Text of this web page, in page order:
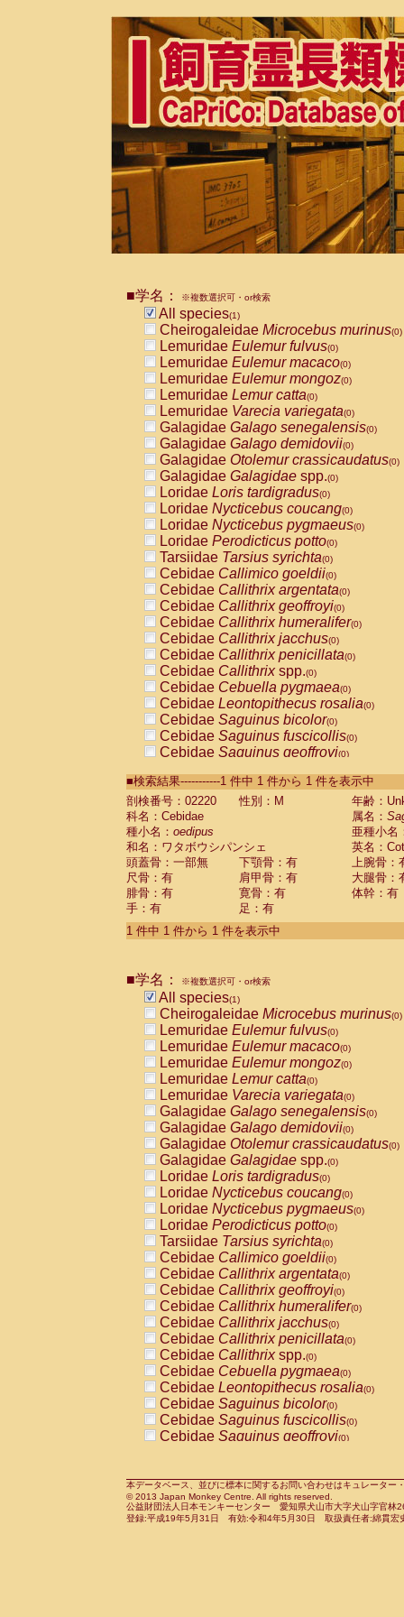
■学名： ※複数選択可・or検索
All species(1)
Cheirogaleidae Microcebus murinus(0)
Lemuridae Eulemur fulvus(0)
Lemuridae Eulemur macaco(0)
Lemuridae Eulemur mongoz(0)
Lemuridae Lemur catta(0)
Lemuridae Varecia variegata(0)
Galagidae Galago senegalensis(0)
Galagidae Galago demidovii(0)
Galagidae Otolemur crassicaudatus(0)
Galagidae Galagidae spp.(0)
Loridae Loris tardigradus(0)
Loridae Nycticebus coucang(0)
Loridae Nycticebus pygmaeus(0)
Loridae Perodicticus potto(0)
Tarsiidae Tarsius syrichta(0)
Cebidae Callimico goeldii(0)
Cebidae Callithrix argentata(0)
Cebidae Callithrix geoffroyi(0)
Cebidae Callithrix humeralifer(0)
Cebidae Callithrix jacchus(0)
Cebidae Callithrix penicillata(0)
Cebidae Callithrixspp.(0)
Cebidae Cebuella pygmaea(0)
Cebidae Leontopithecus rosalia(0)
Cebidae Saguinus bicolor(0)
Cebidae Saguinus fuscicollis(0)
Cebidae Saguinus geoffroyi(0)
CebidaeSaguinus labiatus(0)
Cebidae Saguinus leucopus (0)
Cebidae
Cebidae
CebidaeSaguinus nigricollis (0)
Cebidae Saguinus oedipus
Cebidae Saguinus weddelli
Cebidae Saguinusspp.
Cebidae Aotus trivirgatus
Cebidae Cebus albifrons
CebidaeCebus nigrivittatus
CebidaeCebus
CebidaeSaimiri boliviensis(0)
CebidaeSaimiri sciureus(0)
AtelidaeAlouatta caraya(0)
AtelidaeAlouatta fusca(0)
AtelidaeAlouatta seniculus
AtelidaeAlouattaspp.(0)
AtelidaeAteles belzebuth(0)
AtelidaeAteles geoffroyi(0)
AtelidaeAteles paniscus(0)
AtelidaeAtelesspp.(0)
Atelidae Lagothrix lagothricha
AtelidaeLagothrix lagothricha cana
PitheciidaeCacajao calvus
PitheciidaeCallicebus cupreus
PitheciidaeCallicebus donacophilus
PitheciidaeCallicebus moloch
PitheciidaeCallicebus torquatus
PitheciidaeCallicebusspp.(0)
PitheciidaeChiropotes satanas(0)
PitheciidaePithecia monachus
PitheciidaePithecia pithecia(0)
CercopithecidaeCercocebus agilis
CercopithecidaeCercocebus
CercopithecidaeCercocebus
CercopithecidaeCercocebus
CercopithecidaeCercocebus
CercopithecidaeCercocebushybrid
CercopithecidaePapio anubis(0)
CercopithecidaePapio cynocephalus
CercopithecidaePapio hamadryas(0)
■検索結果-----------1 件中 1 件から 1 件を表示中
剖検番号：02220
性別：M
年齢：
科名：Cebidae
属名：
種小名： oedipus
亜種小名
和名：ワタボウシパンシェ
英名：
頭蓋骨：一部無
下顎骨：有
上腕骨：
尺骨：有
肩甲骨：有
大腿骨：
腓骨：有
寛骨：有
体幹：有
手：有
足：有
1 件中 1 件から 1 件を表示中
■学名： ※複数選択可・or検索
All species(1)
Cheirogaleidae Microcebus murinus(0)
Lemuridae Eulemur fulvus(0)
Lemuridae Eulemur macaco(0)
Lemuridae Eulemur mongoz(0)
Lemuridae Lemur catta(0)
Lemuridae Varecia variegata(0)
Galagidae Galago senegalensis(0)
Galagidae Galago demidovii(0)
Galagidae Otolemur crassicaudatus(0)
Galagidae Galagidae spp.(0)
Loridae Loris tardigradus(0)
Loridae Nycticebus coucang(0)
Loridae Nycticebus pygmaeus(0)
Loridae Perodicticus potto(0)
Tarsiidae Tarsius syrichta(0)
Cebidae Callimico goeldii(0)
Cebidae Callithrix argentata(0)
Cebidae Callithrix geoffroyi(0)
Cebidae Callithrix humeralifer(0)
Cebidae Callithrix jacchus(0)
Cebidae Callithrix penicillata(0)
Cebidae Callithrixspp.(0)
Cebidae Cebuella pygmaea(0)
Cebidae Leontopithecus rosalia(0)
Cebidae Saguinus bicolor(0)
Cebidae Saguinus fuscicollis(0)
Cebidae Saguinus geoffroyi(0)
CebidaeSaguinus leucopus(0)
CebidaeSaguinus midas(0)
Cebidae Saguinus mystax(0)
本データベース、並びに標本に関するお問い合わせはキュレータ
© 2013 Japan Monkey Centre. All rights reserved.
公益財団法人日本モンキーセンター 愛知県犬山市大字犬山字官
登録:平成19年5月31日 有効:令和4年5月30日 取扱責任者:綿貫宏